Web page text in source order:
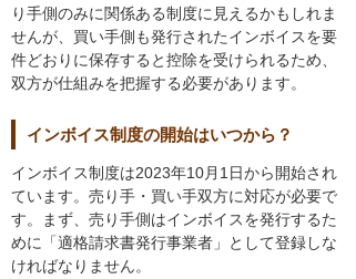
り手側のみに関係ある制度に見えるかもしれま
せんが、買い手側も発行されたインボイスを要
件どおりに保存すると控除を受けられるため、
双方が仕組みを把握する必要があります。
インボイス制度の開始はいつから？
インボイス制度は2023年10月1日から開始され
ています。売り手・買い手双方に対応が必要で
す。まず、売り手側はインボイスを発行するた
めに「適格請求書発行事業者」として登録しな
ければなりません。